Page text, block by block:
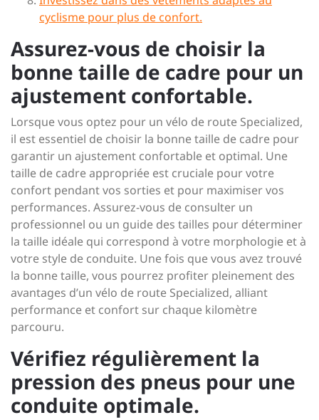
cyclisme pour plus de confort.
Assurez-vous de choisir la
bonne taille de cadre pour un
ajustement confortable.
Lorsque vous optez pour un vélo de route Specialized,
il est essentiel de choisir la bonne taille de cadre pour
garantir un ajustement confortable et optimal. Une
taille de cadre appropriée est cruciale pour votre
confort pendant vos sorties et pour maximiser vos
performances. Assurez-vous de consulter un
professionnel ou un guide des tailles pour déterminer
la taille idéale qui correspond à votre morphologie et à
votre style de conduite. Une fois que vous avez trouvé
la bonne taille, vous pourrez profiter pleinement des
avantages d’un vélo de route Specialized, alliant
performance et confort sur chaque kilomètre
parcouru.
Vérifiez régulièrement la
pression des pneus pour une
conduite optimale.